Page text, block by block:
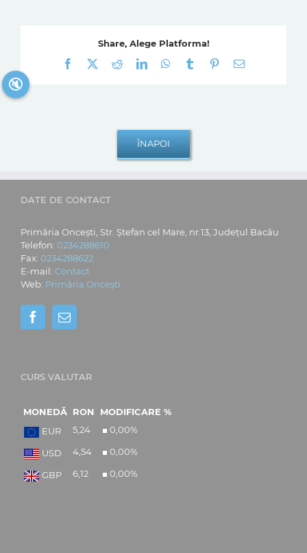
Share, Alege Platforma!
Facebook
RedditLinkedInWhatsApp
Tumblr Pinterest
E-
DATE DE CONTACT
Primăria Oncești, Str. Ștefan cel Mare, nr.13, Județul Bacău
Telefon: 0234288610
Fax: 0234288622
E-mail: Contact
Web: Primăria Oncești
CURS VALUTAR
MONEDĂ RON
MODIFICARE %
EUR
5,24 0,00%
USD 4,54 0,00%
GBP 6,12 0,00%
🔇